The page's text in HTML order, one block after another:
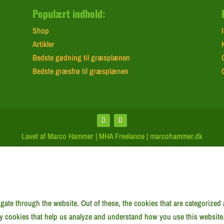
Populært indhold:
Shop
Artikler
Bedste gødning til græsplænen
Bedste græsfrø til græsplænen
Lavet af Marco Hammer | MHA Freelance | marcohammer.dk
through the website. Out of these, the cookies that are
that help us analyze and understand how you use this